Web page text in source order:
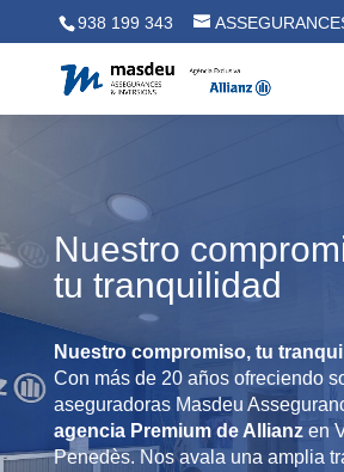
938 199 343
Nuestro
tu tranquilidad
Nuestro compromiso, tu
Con más de 20 años ofreciendo
aseguradorasMasdeu
agencia Premium de Allianzen
Penedès. Nos avala una amplia